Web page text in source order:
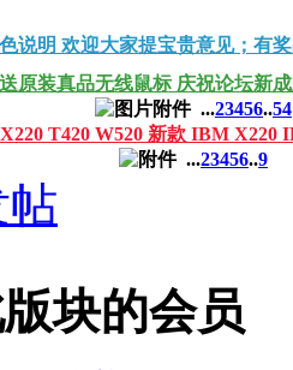
说明 欢迎大家提宝贵意见；有
原装真品无线鼠标 庆祝论坛新
...23456..54
X220 T420 W520 新款 IBM X220
...23456..9
帖
块的会员